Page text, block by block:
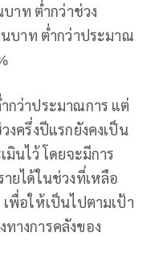
าท ต่ำกว่าช่วง
บาท ต่ำกว่าประมาณ
กว่าประมาณการ แต่
งครึ่งปีแรกยังคงเป็น
มินไว้ โดยจะมีการ
ยได้ในช่วงที่เหลือ
พื่อให้เป็นไปตามเป้า
างการคลังของ